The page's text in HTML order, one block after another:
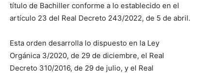
título de Bachiller conforme a lo establecido en el
artículo 23 del Real Decreto 243/2022, de 5 de abril.
Esta orden desarrolla lo dispuesto en la Ley
Orgánica 3/2020, de 29 de diciembre, el Real
Decreto 310/2016, de 29 de julio, y el Real